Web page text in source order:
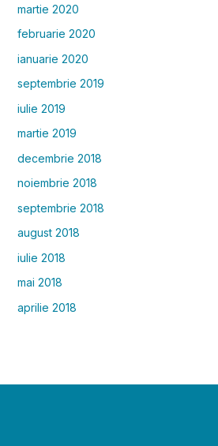
martie 2020
februarie 2020
ianuarie 2020
septembrie 2019
iulie 2019
martie 2019
decembrie 2018
noiembrie 2018
septembrie 2018
august 2018
iulie 2018
mai 2018
aprilie 2018